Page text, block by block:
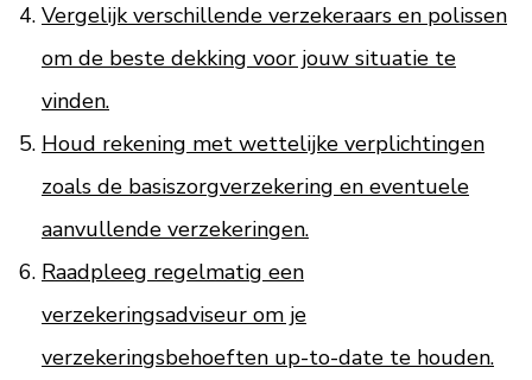
Vergelijk verschillende verzekeraars en polissen
om de beste dekking voor jouw situatie te
vinden.
Houd rekening met wettelijke verplichtingen
zoals de basiszorgverzekering en eventuele
aanvullende verzekeringen.
Raadpleeg regelmatig een
verzekeringsadviseur om je
verzekeringsbehoeften up-to-date te houden.